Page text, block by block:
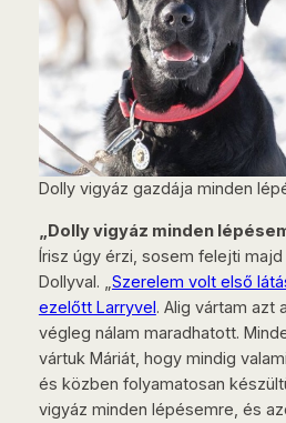
Dolly vigyáz gazdája minden
„Dolly vigyáz minden
Írisz úgy érzi, sosem felejti
Dollyval. „Szerelem volt első
ezelőtt Larryvel. Alig vártam azt
végleg nálam maradhatott.
vártuk Máriát, hogy mindig
és közben folyamatosan
vigyáz minden lépésemre, és